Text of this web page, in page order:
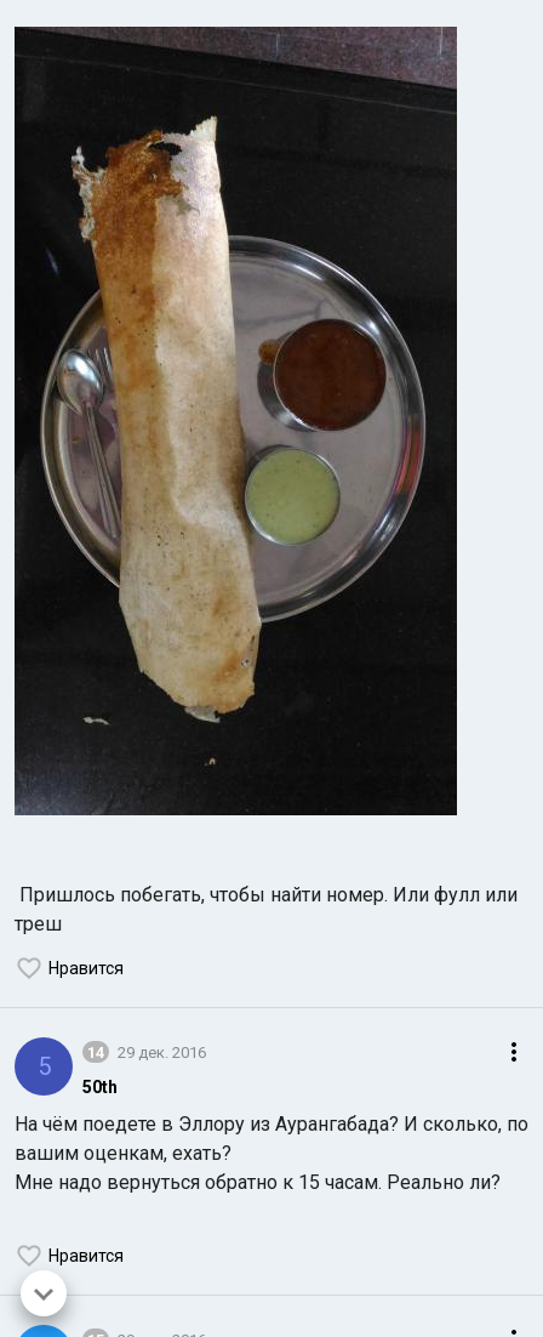
Пришлось побегать, чтобы найти номер. Или фулл или
треш
Нравится
5 14 29 дек. 2016
50th
На чём поедете в Эллору из Аурангабада? И сколько, по
вашим оценкам, ехать?
Мне надо вернуться обратно к 15 часам. Реально ли?
Нравится